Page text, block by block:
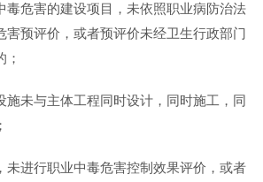
毒危害的建设项目，未依照职业病防治法
害预评价，或者预评价未经卫生行政部门
施未与主体工程同时设计，同时施工，同
未进行职业中毒危害控制效果评价，或者